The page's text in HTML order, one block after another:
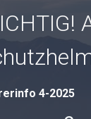
4-2025